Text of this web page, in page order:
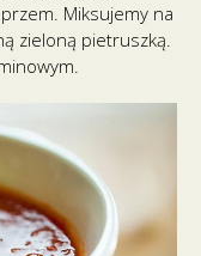
Miksujemy na
zieloną pietruszką.